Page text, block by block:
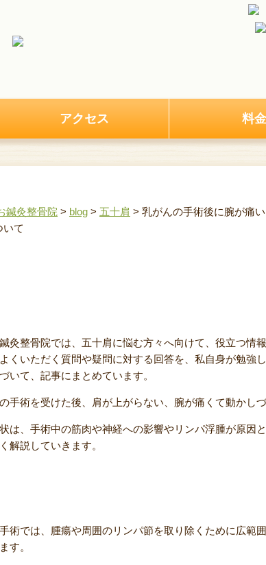
アクセス 料金
鍼灸整骨院 > blog > 五十肩 > 乳がんの手術後に腕が痛
いて
灸整骨院では、五十肩に悩む方々へ向けて、役立つ情
くいただく質問や疑問に対する回答を、私自身が勉強
いて、記事にまとめています。
手術を受けた後、肩が上がらない、腕が痛くて動かし
は、手術中の筋肉や神経への影響やリンパ浮腫が原因
解説していきます。
術では、腫瘍や周囲のリンパ節を取り除くために広範
す。